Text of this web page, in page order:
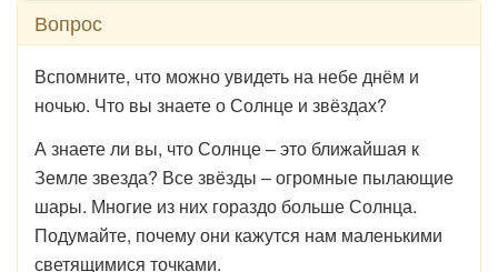
Вопрос
Вспомните, что можно увидеть на небе днём и
ночью. Что вы знаете о Солнце и звёздах?
А знаете ли вы, что Солнце – это ближайшая к
Земле звезда? Все звёзды – огромные пылающие
шары. Многие из них гораздо больше Солнца.
Подумайте, почему они кажутся нам маленькими
светящимися точками.